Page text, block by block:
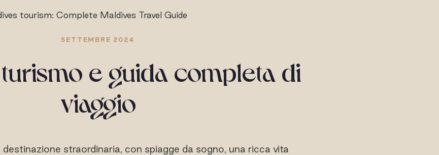
tourism: Complete Maldives Travel Guide
SETTEMBRE 2024
e guida completa di
viaggio
destinazione straordinaria, con spiagge da sogno, una ricca vita